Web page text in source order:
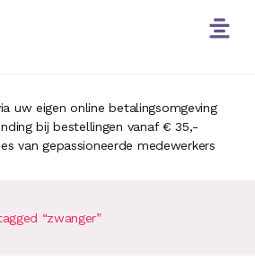
uw eigen online betalingsomgeving
bij bestellingen vanaf € 35,-
van gepassioneerde medewerkers
“zwanger”